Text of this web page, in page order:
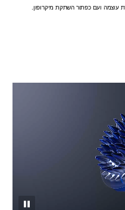
ועם כפתור השתקת מיקרופון.